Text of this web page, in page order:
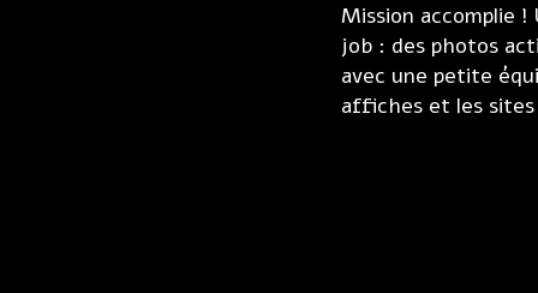
Mission accomplie
job : des photos
avec une petite
affiches et les sites